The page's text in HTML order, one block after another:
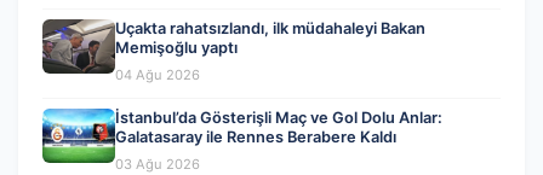
Uçakta rahatsızlandı, ilk müdahaleyi Bakan
Memişoğlu yaptı
04 Ağu 2026
İstanbul’da Gösterişli Maç ve Gol Dolu Anlar:
Galatasaray ile Rennes Berabere Kaldı
03 Ağu 2026